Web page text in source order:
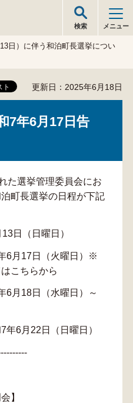
検索 メニュー
日）に伴う和泊町長選挙につい
更新日：2025年6月18日
7年6月17日告
た選挙管理委員会にお
町長選挙の日程が下記
日（日曜日）
6月17日（火曜日）※
こちらから
月18日（水曜日）～
年6月22日（日曜日）
】